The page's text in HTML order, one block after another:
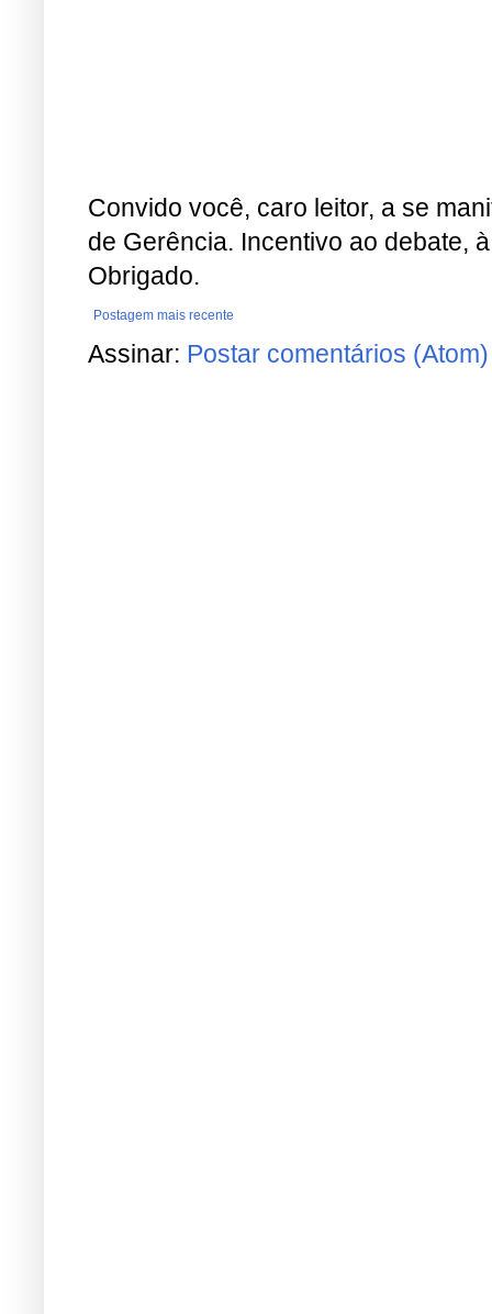
Convido você, caro leitor, a se
de Gerência. Incentivo ao debate,
Obrigado.
Postagem mais recente
Assinar: Postar comentários (Atom)